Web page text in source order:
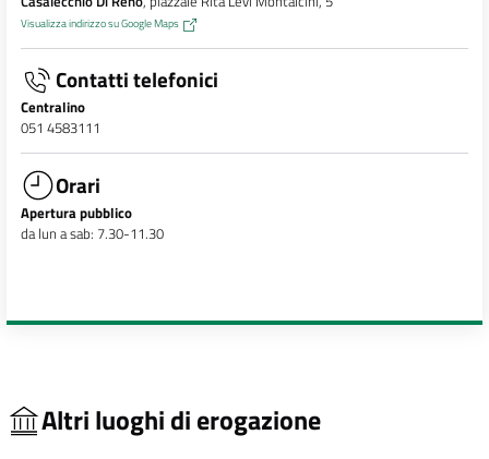
Visualizza indirizzo su Google Maps
Contatti telefonici
Centralino
051 4583111
Orari
Apertura pubblico
da lun a sab: 7.30-11.30
Altri luoghi di erogazione